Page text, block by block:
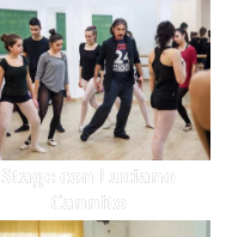
Stage con Luciano
Cannito